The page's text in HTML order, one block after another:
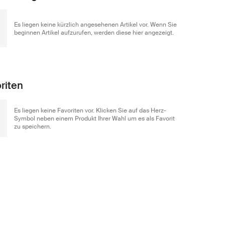
Es liegen keine kürzlich angesehenen Artikel vor. Wenn Sie
beginnen Artikel aufzurufen, werden diese hier angezeigt.
Es liegen keine Favoriten vor. Klicken Sie auf das Herz-
Symbol neben einem Produkt Ihrer Wahl um es als Favorit
zu speichern.